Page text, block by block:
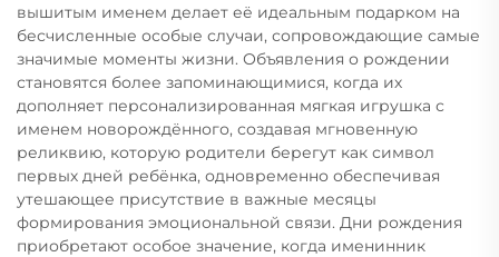
вышитым именем делает её идеальным подарком на
бесчисленные особые случаи, сопровождающие самые
значимые моменты жизни. Объявления о рождении
становятся более запоминающимися, когда их
дополняет персонализированная мягкая игрушка с
именем новорождённого, создавая мгновенную
реликвию, которую родители берегут как символ
первых дней ребёнка, одновременно обеспечивая
утешающее присутствие в важные месяцы
формирования эмоциональной связи. Дни рождения
приобретают особое значение, когда именинник